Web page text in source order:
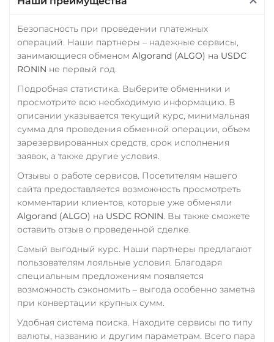
SOL
POL
ARB
AVAXC
OP
TON
NEAR
Tezos (XTZ)
THETA
Tornado Cash (TORN)
ERC20 TRC20 BEP
Uniswap (UNI)
ERC20
USD Coin (USDC)
ERC20
NEAR
Приват24
USD EUR UAH
ПУМБ UAH
Райффайзен
RUB UAH
Росбанк RUB
Россельхоз банк RUB
Русский Стандарт RUB
Сбербанк
RUB QR RUB
СБП RUB
Счет ИП/ООО
Тинькофф
Безопасность при проведении платежных
операций. Наши партнеры – надежные сервисы,
занимающиеся обменом Algorand (ALGO) на USDC
RONIN не первый год.
Подробная статистика. Выберите обменники и
просмотрите всю необходимую информацию. В
описании указывается текущий курс, минимальная
сумма для проведения обменной операции, объем
зарезервированных средств, срок исполнения
заявок, а также другие условия.
Отзывы о работе сервисов. Посетителям нашего
сайта предоставляется возможность просмотреть
комментарии клиентов, которые уже обменяли
Algorand (ALGO) на USDC RONIN. Вы также сможете
оставить отзыв о проведенной сделке.
Самый выгодный курс. Наши партнеры предлагают
пользователям лояльные условия. Благодаря
специальным предложениям появляется
возможность сэкономить – выгода особенно заметна
при конвертации крупных сумм.
Удобная система поиска. Находите сервисы по типу
валюты, названию и другим параметрам. Всего пара